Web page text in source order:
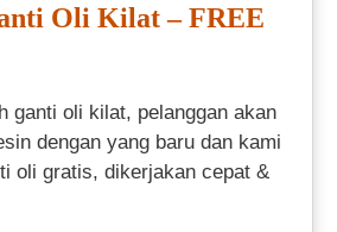
Oli Kilat – FREE
ganti oli kilat, pelanggan akan
dengan yang baru dan kami
oli gratis, dikerjakan cepat &